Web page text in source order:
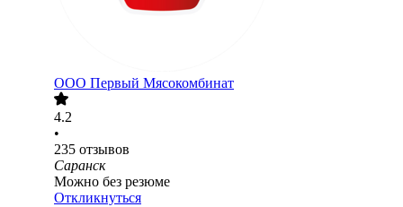
ООО Первый Мясокомбинат
4.2
•
235 отзывов
Саранск
Можно без резюме
Откликнуться